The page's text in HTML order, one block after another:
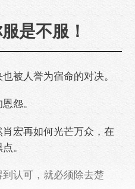
是不服！
人誉为宿命的对决。
怨。
宏再如何光芒万众，在
。
认可，就必须除去楚